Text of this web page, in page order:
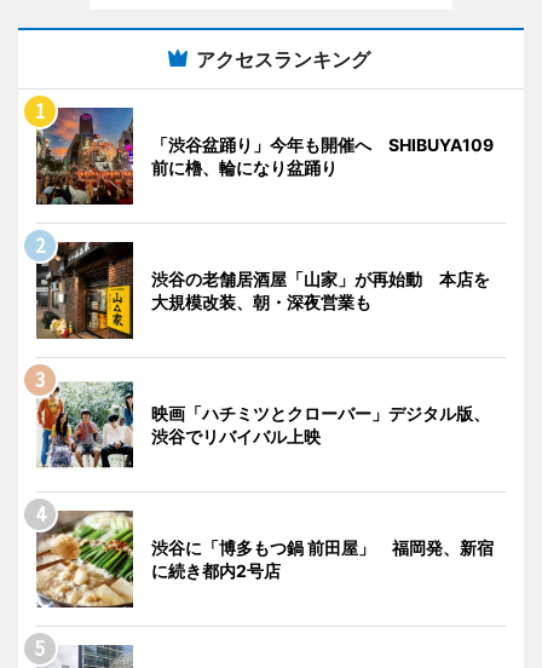
アクセスランキング
「渋谷盆踊り」今年も開催へ SHIBUYA109
前に櫓、輪になり盆踊り
渋谷の老舗居酒屋「山家」が再始動 本店を
大規模改装、朝・深夜営業も
映画「ハチミツとクローバー」デジタル版、
渋谷でリバイバル上映
渋谷に「博多もつ鍋 前田屋」 福岡発、新宿
に続き都内2号店